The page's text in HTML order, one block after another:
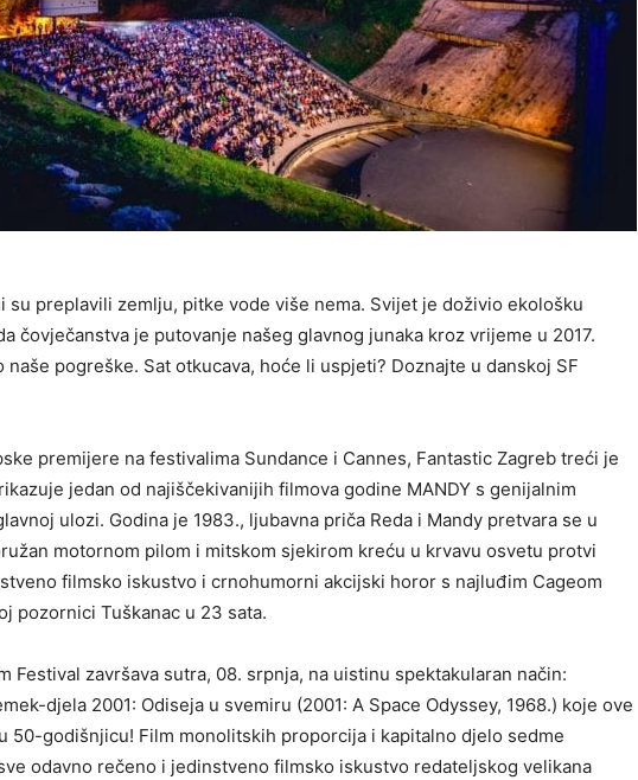
su preplavili zemlju, pitke vode više nema. Svijet je doživio ekološku
čovječanstva je putovanje našeg glavnog junaka kroz vrijeme u 2017.
pogreške. Sat otkucava, hoće li uspjeti? Doznajte u danskoj SF
premijere na festivalima Sundance i Cannes, Fantastic Zagreb treći je
jedan od najiščekivanijih filmova godine MANDY s genijalnim
ulozi. Godina je 1983., ljubavna priča Reda i Mandy pretvara se u
motornom pilom i mitskom sjekirom kreću u krvavu osvetu protvi
filmsko iskustvo i crnohumorni akcijski horor s najluđim Cageom
pozornici Tuškanac u 23 sata.
Festival završava sutra, 08. srpnja, na uistinu spektakularan način:
djela 2001: Odiseja u svemiru (2001: A Space Odyssey, 1968.) koje ove
50-godišnjicu! Film monolitskih proporcija i kapitalno djelo sedme
odavno rečeno i jedinstveno filmsko iskustvo redateljskog velikana